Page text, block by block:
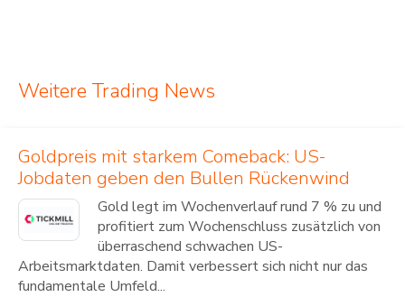
Weitere Trading News
Goldpreis mit starkem Comeback: US-
Jobdaten geben den Bullen Rückenwind
Gold legt im Wochenverlauf rund 7 % zu und
profitiert zum Wochenschluss zusätzlich von
überraschend schwachen US-
Arbeitsmarktdaten. Damit verbessert sich nicht nur das
fundamentale Umfeld...